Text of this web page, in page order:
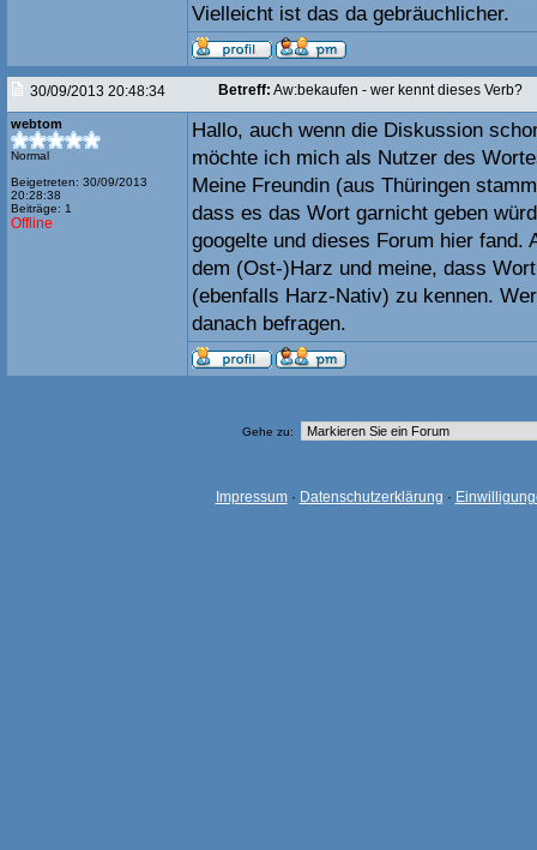
Vielleicht ist das da gebräuchlicher.
30/09/2013 20:48:34 Betreff: Aw:bekaufen - wer kennt dieses Verb?
webtom
Normal
Beigetreten: 30/09/2013
20:28:38
Beiträge: 1
Offline
Hallo, auch wenn die Diskussion
möchte ich mich als Nutzer des
Meine Freundin (aus Thüringen
dass es das Wort garnicht geben
googelte und dieses Forum hier fand.
dem (Ost-)Harz und meine, dass
(ebenfalls Harz-Nativ) zu kennen.
danach befragen.
Gehe zu:
Impressum· Datenschutzerklärung ·